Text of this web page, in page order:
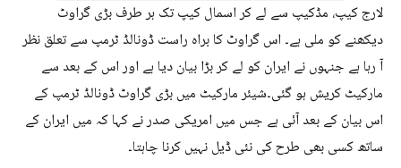
لارج کیپ، مڈکیپ سے لے کر اسمال کیپ تک ہر طرف بڑی گراوٹ
دیکھنے کو ملی ہے۔ اس گراوٹ کا براہ راست ڈونالڈ ٹرمپ سے تعلق نظر
آ رہا ہے جنہوں نے ایران کو لے کر بڑا بیان دیا ہے اور اس کے بعد سے
مارکیٹ کریش ہو گئی۔شیئر مارکیٹ میں بڑی گراوٹ ڈونالڈ ٹرمپ کے
اس بیان کے بعد آئی ہے جس میں امریکی صدر نے کہا کہ میں ایران کے
ساتھ کسی بھی طرح کی نئی ڈیل نہیں کرنا چاہتا۔